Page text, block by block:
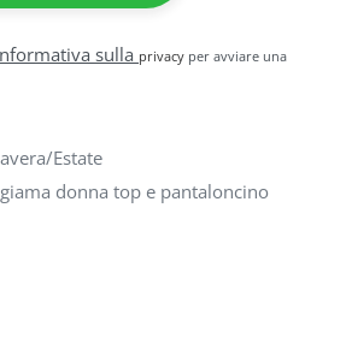
sulla privacy per avviare una
Estate
donna top e pantaloncino